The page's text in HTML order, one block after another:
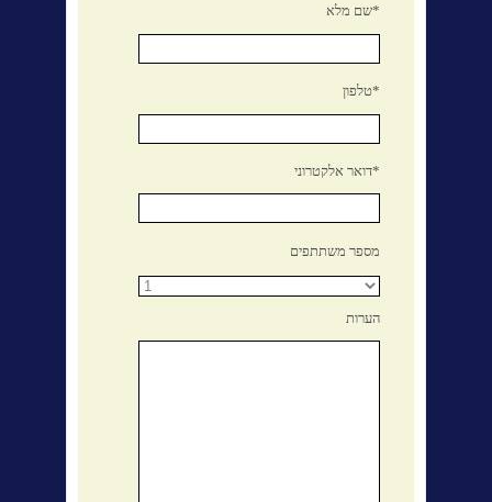
שם מלא*
טלפון*
דואר אלקטרוני*
מספר משתתפים
הערות